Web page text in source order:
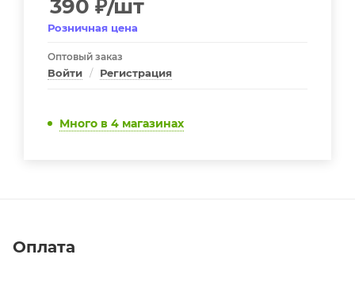
390 ₽/шт
Розничная цена
Оптовый заказ
Войти / Регистрация
Много в 4 магазинах
Оплата